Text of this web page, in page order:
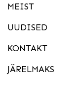
MEIST
UUDISED
KONTAKT
JÄRELMAKS